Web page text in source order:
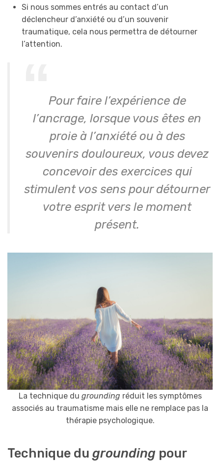
Si nous sommes entrés au contact d’un
déclencheur d’anxiété ou d’un souvenir
traumatique, cela nous permettra de détourner
l’attention.
Pour faire l’expérience de
l’ancrage, lorsque vous êtes en
proie à l’anxiété ou à des
souvenirs douloureux, vous devez
concevoir des exercices qui
stimulent vos sens pour détourner
votre esprit vers le moment
présent.
La technique du grounding réduit les symptômes
associés au traumatisme mais elle ne remplace pas la
thérapie psychologique.
Technique du grounding pour